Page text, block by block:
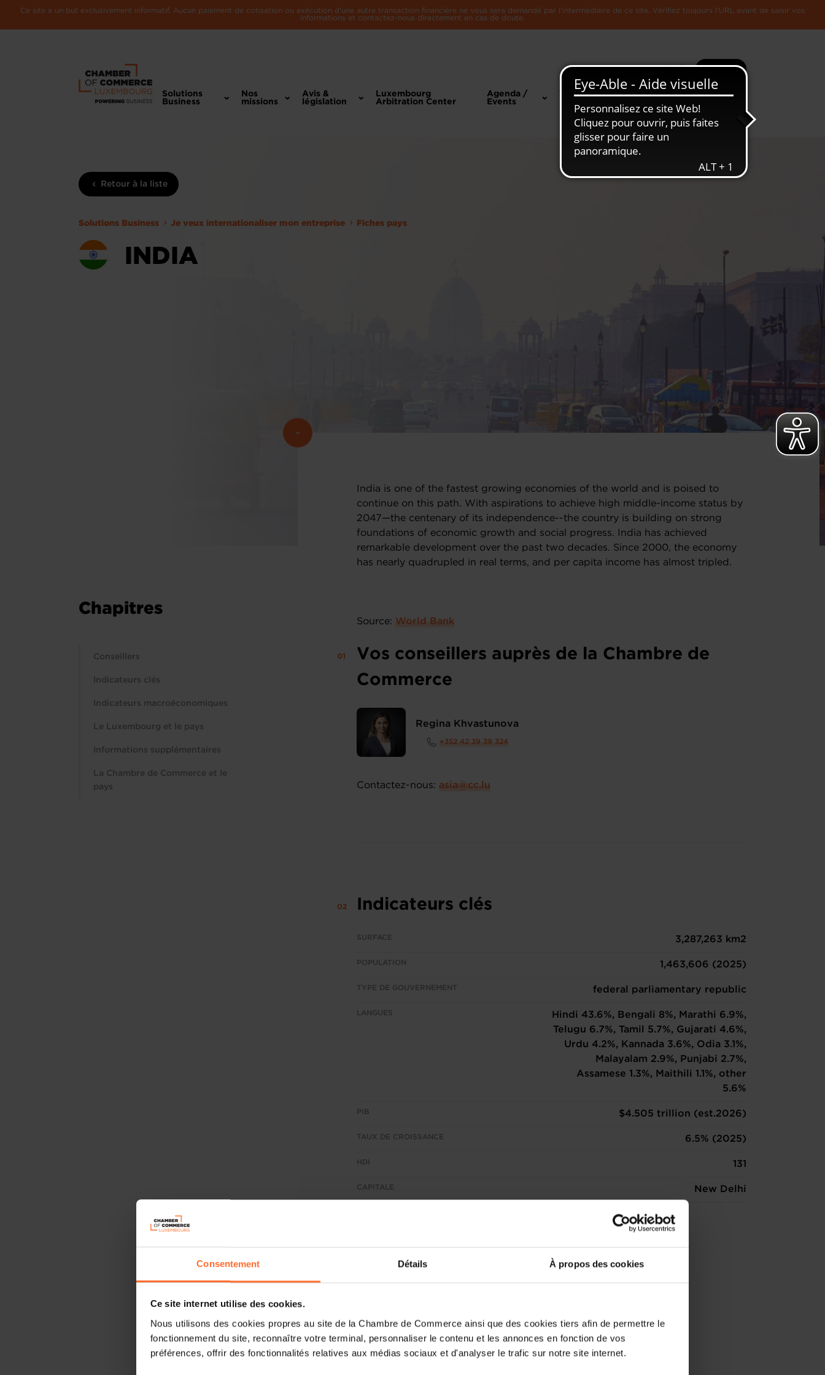
Consentement Détails À propos des cookies
Ce site internet utilise des cookies.
Nous utilisons des cookies propres au site de la Chambre de Commerce ainsi que des cookies tiers afin de permettre le
fonctionnement du site, reconnaître votre terminal, personnaliser le contenu et les annonces en fonction de vos
préférences, offrir des fonctionnalités relatives aux médias sociaux et d'analyser le trafic sur notre site internet.
Ce site a un but exclusivement informatif. Aucun paiement de cotisation ou exécution d'une autre transaction financière ne vous sera demandé par l'intermédiaire de ce site. Vérifiez toujours l'URL avant de saisir vos
informations et contactez-nous directement en cas de doute.
Recherche Plus
Solutions
Business
Nos
missions
Avis &
législation
Luxembourg
Arbitration Center
Agenda /
Events
Toute
L'Economie
Retour à la liste
Solutions Business Je veux internationaliser mon entreprise Fiches pays
INDIA
Chapitres
Conseillers
Indicateurs clés
Indicateurs macroéconomiques
Le Luxembourg et le pays
Informations supplémentaires
La Chambre de Commerce et le
pays
India is one of the fastest growing economies of the world and is poised to
continue on this path. With aspirations to achieve high middle-income status by
2047—the centenary of its independence--the country is building on strong
foundations of economic growth and social progress. India has achieved
remarkable development over the past two decades. Since 2000, the economy
has nearly quadrupled in real terms, and per capita income has almost tripled.
Source: World Bank
Vos conseillers auprès de la Chambre de
Commerce
Regina Khvastunova
+352 42 39 39 324
Contactez-nous:asia@cc.lu
Indicateurs clés
SURFACE 3,287,263 km2
POPULATION 1,463,606 (2025)
TYPE DE GOUVERNEMENT federal parliamentary republic
LANGUES
Hindi 43.6%, Bengali 8%, Marathi 6.9%,
Telugu 6.7%, Tamil 5.7%, Gujarati 4.6%,
Urdu 4.2%, Kannada 3.6%, Odia 3.1%,
Malayalam 2.9%, Punjabi 2.7%,
Assamese 1.3%, Maithili 1.1%, other
5.6%
PIB $4.505 trillion (est.2026)
TAUX DE CROISSANCE 6.5% (2025)
HDI 131
CAPITALE New Delhi